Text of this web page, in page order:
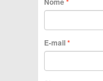
E-mail*